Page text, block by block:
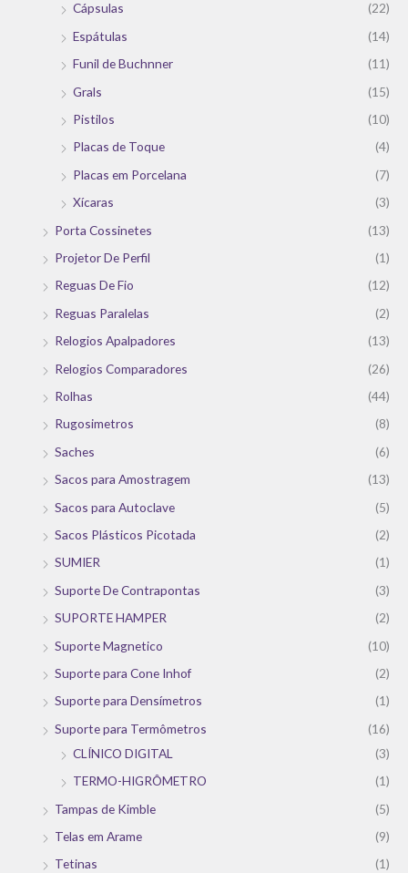
Cápsulas
(22)
Espátulas
(14)
Funil de Buchnner
(11)
Grals
(15)
Pistilos
(10)
Placas de Toque
(4)
Placas em Porcelana
(7)
Xícaras
(3)
Porta Cossinetes
(13)
Projetor De Perfil
(1)
Reguas De Fio
(12)
Reguas Paralelas
(2)
Relogios Apalpadores
(13)
Relogios Comparadores
(26)
Rolhas
(44)
Rugosimetros
(8)
Saches
(6)
Sacos para Amostragem
(13)
Sacos para Autoclave
(5)
Sacos Plásticos Picotada
(2)
SUMIER
(1)
Suporte De Contrapontas
(3)
SUPORTE HAMPER
(2)
Suporte Magnetico
(10)
Suporte para Cone Inhof
(2)
Suporte para Densímetros
(1)
Suporte para Termômetros
(16)
CLÍNICO DIGITAL
(3)
TERMO-HIGRÔMETRO
(1)
Tampas de Kimble
(5)
Telas em Arame
(9)
Tetinas
(1)